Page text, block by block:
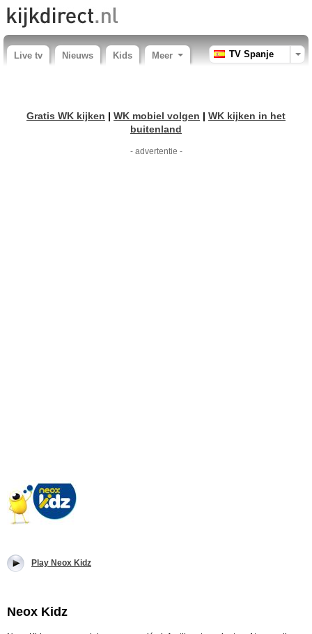
Live tv Nieuws Kids Meer TV Spanje
Gratis WK kijken | WK mobiel volgen | WK kijken in het
buitenland
- advertentie -
Play Neox Kidz
Neox Kidz